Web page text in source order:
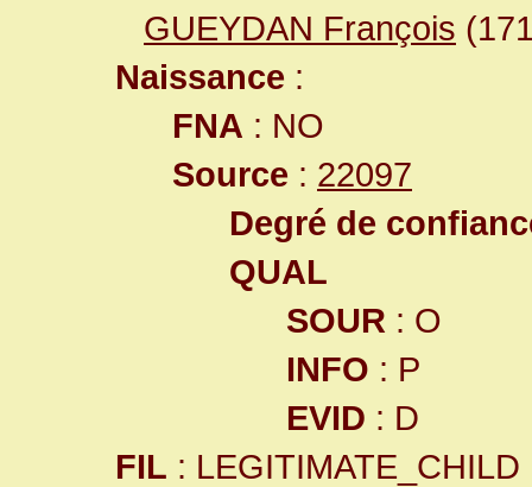
GUEYDAN François
Naissance :
FNA : NO
Source : 22097
Degré de
QUAL
SOUR : O
INFO : P
EVID : D
FIL : LEGITIMATE_CHILD